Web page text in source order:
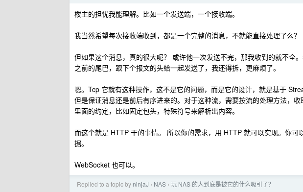
楼主的担忧我能理解。比如一个发送端，一个接收端。
我当然希望每次接收端收到，都是一个完整的消息，不就能直接处理了么？
但如果这个消息，真的很大呢？ 或许他一次发送不完，那我收到的就不全
之前的尾巴，跟下个报文的头給一起发送了，我还得拆，更麻烦了。
嗯。Tcp 它就有这种操作，这不是它的问题，而是它的设计，就是基于
但是保证消息还是前后有序进来的。对于这种流，需要按流的处理方法，
里面的约定，比如固定包头，特殊符号来解析出内容。
而这个就是 HTTP 干的事情。 所以你的需求，用 HTTP 就可以实现。你
据。
WebSocket 也可以。
Replied to a topic by ninjaJ › NAS › 玩 NAS 的人到底是被它的什么吸引了？